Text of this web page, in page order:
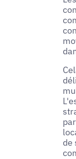
de